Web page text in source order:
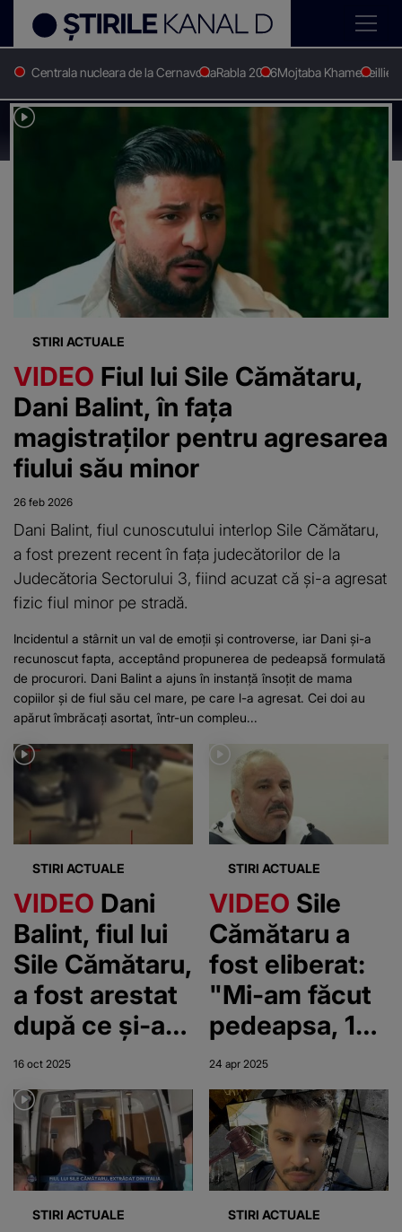
Centrala nucleara de la CernavodaRabla 2026Mojtaba KhameneiIlie
Stirile Kanal D Sile camataru
Știri despre"Sile camataru"
STIRI ACTUALE
VIDEO Fiul lui Sile Cămătaru,
Dani Balint, în fața
magistraților pentru agresarea
fiului său minor
26 feb 2026
Dani Balint, fiul cunoscutului interlop Sile Cămătaru,
a fost prezent recent în fața judecătorilor de la
Judecătoria Sectorului 3, fiind acuzat că și-a agresat
fizic fiul minor pe stradă.
Incidentul a stârnit un val de emoții și controverse, iar Dani și-a
recunoscut fapta, acceptând propunerea de pedeapsă formulată
de procurori. Dani Balint a ajuns în instanță însoțit de mama
copiilor și de fiul său cel mare, pe care l-a agresat. Cei doi au
apărut îmbrăcați asortat, într-un compleu...
STIRI ACTUALE
VIDEO Dani
Balint, fiul lui
Sile Cămătaru,
a fost arestat
după ce și-ar
fi agresat
copilul de 12
ani
16 oct 2025
STIRI ACTUALE
VIDEO Sile
Cămătaru a
fost eliberat:
"Mi-am făcut
pedeapsa, 10
ani". Copiii săi,
fericiți: "Tata
o să fie mereu
eroul meu"
24 apr 2025
STIRI ACTUALE STIRI ACTUALE